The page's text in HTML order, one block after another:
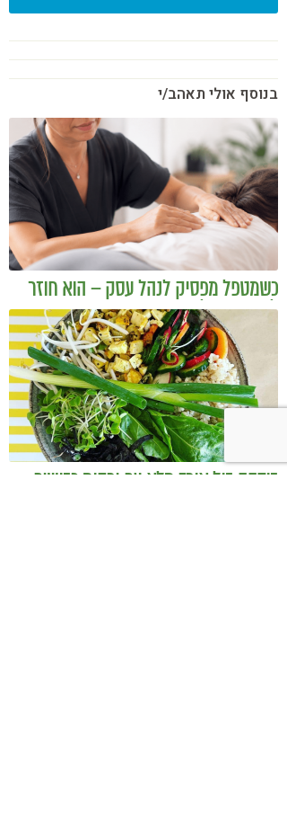
בנוסף אולי תאהב/י
כשמטפל מפסיק לנהל עסק – הוא חוזר
להיות מטפל
בודהה בול אורז מלא עם ירקות כבושים